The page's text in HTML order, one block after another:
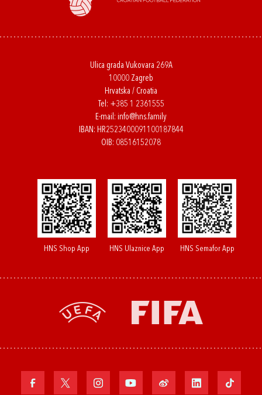
Ulica grada Vukovara 269A
10000 Zagreb
Hrvatska / Croatia
Tel: +385 1 2361555
E-mail: info@hns.family
IBAN: HR2523400091100187844
OIB: 08516152078
HNS Shop App HNS Ulaznice App HNS Semafor App